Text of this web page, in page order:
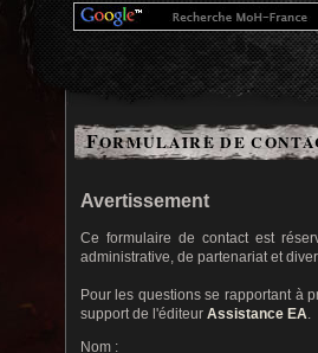
FORMULAIRE DE
Avertissement
Ce formulaire de contact est
administrative, de partenariat et
Pour les questions se rapportant à
support de l'éditeur Assistance EA.
Nom :